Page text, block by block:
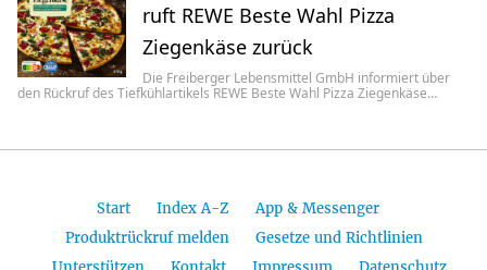
ruft REWE Beste Wahl Pizza
Ziegenkäse zurück
Die Freiberger Lebensmittel GmbH informiert über
den Rückruf des Tiefkühlartikels REWE Beste Wahl Pizza Ziegenkäse…
Start Index A-Z
App & Messenger
Produktrückruf melden
Gesetze und Richtlinien